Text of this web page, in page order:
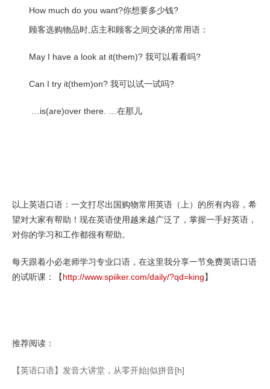
How much do you want?你想要多少钱?
顾客选购物品时,店主和顾客之间交谈的常用语：
May I have a look at it(them)? 我可以看看吗?
Can I try it(them)on? 我可以试一试吗?
…is(are)over there. …在那儿
以上英语口语：一文打尽出国购物常用英语（上）的所有内容，希
望对大家有帮助！现在英语使用越来越广泛了，掌握一手好英语，
对你的学习和工作都很有帮助。
每天跟着小必老师学习专业口语，在这里我分享一节免费英语口语
的试听课：【http://www.spiiker.com/daily/?qd=king】
推荐阅读：
【英语口语】发音大讲堂，从零开始|似拼音[h]